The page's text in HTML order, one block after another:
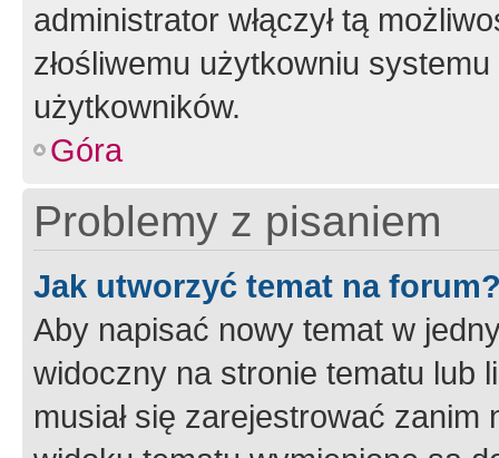
administrator włączył tą
złośliwemu użytkowniu
użytkowników.
Góra
Problemy z pisaniem
Jak utworzyć temat na
Aby napisać nowy temat w
widoczny na stronie tematu lub
musiał się zarejestrować